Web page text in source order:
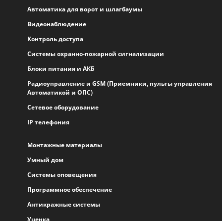
Автоматика для ворот и шлагбаумы
Видеонаблюдение
Контроль доступа
Системы охранно-пожарной сигнализации
Блоки питания и АКБ
Радиоуправление и GSM (Приемники, пульты управления
Автоматикой и ОПС)
Сетевое оборудование
IP телефония
Монтажные материалы
Умный дом
Системы оповещения
Программное обеспечение
Антикражные системы
Уценка